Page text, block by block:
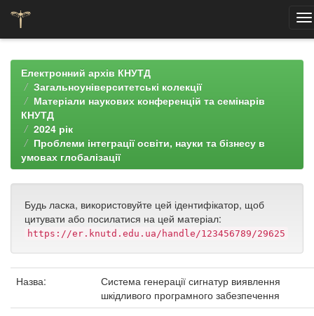
navigationЕлектронний архів КНУТД
Загальноуніверситетські колекції
Матеріали наукових конференцій та семінарів
КНУТД
2024 рік
Проблеми інтеграції освіти, науки та бізнесу в
умовах глобалізації
Будь ласка, використовуйте цей ідентифікатор, щоб
цитувати або посилатися на цей матеріал:
https://er.knutd.edu.ua/handle/123456789/29625
Назва:
Система генерації сигнатур виявлення
шкідливого програмного забезпечення